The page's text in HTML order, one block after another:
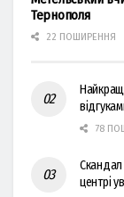
Тернополя
22 ПОШИРЕННЯ
78
Скандал
центрі